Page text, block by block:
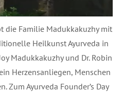
die Familie Madukkakuzhy mit
Heilkunst Ayurveda in
Madukkakuzhy und Dr. Robin
Herzensanliegen, Menschen
Ayurveda Founder’s Day